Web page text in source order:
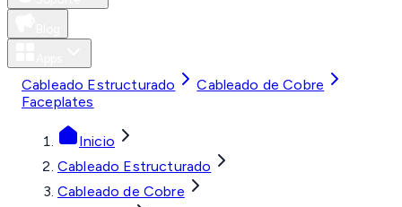
Cableado Estructurado
Cableado de Cobre
Faceplates
Inicio
Cableado Estructurado
Cableado de Cobre